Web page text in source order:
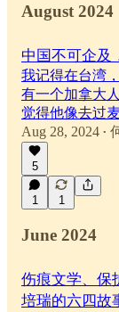
August 2024
中国不可企及
我记得在台湾
有一个加拿大
觉得他像去过
Aug 28, 2024 •
5
1 1
June 2024
伤痕文学、保
培瑞的六四故